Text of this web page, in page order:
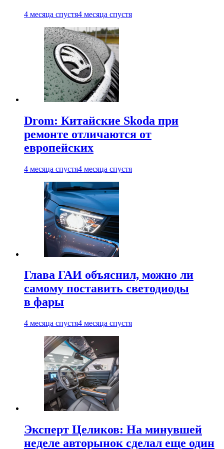
4 месяца спустя4 месяца спустя
Drom: Китайские Skoda при
ремонте отличаются от
европейских
4 месяца спустя4 месяца спустя
Глава ГАИ объяснил, можно ли
самому поставить светодиоды
в фары
4 месяца спустя4 месяца спустя
Эксперт Целиков: На минувшей
неделе авторынок сделал еще один